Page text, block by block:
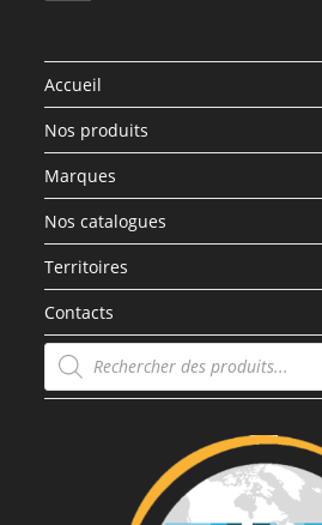
Accueil
Nos produits
Marques
Nos catalogues
Territoires
Contacts
Recherche
de
produits